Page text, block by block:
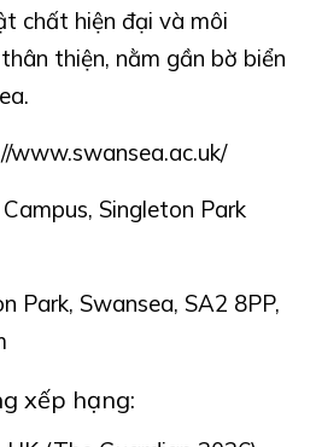
chất hiện đại và môi
thiện, nằm gần bờ biển
www.swansea.ac.uk/
Singleton Park
Park, Swansea, SA2 8PP,
xếp hạng: